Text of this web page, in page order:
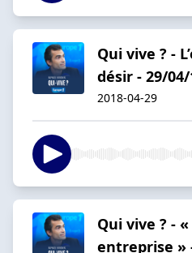
Qui vive ? -
désir - 29/04/
2018-04-29
Qui vive ? -
entreprise »